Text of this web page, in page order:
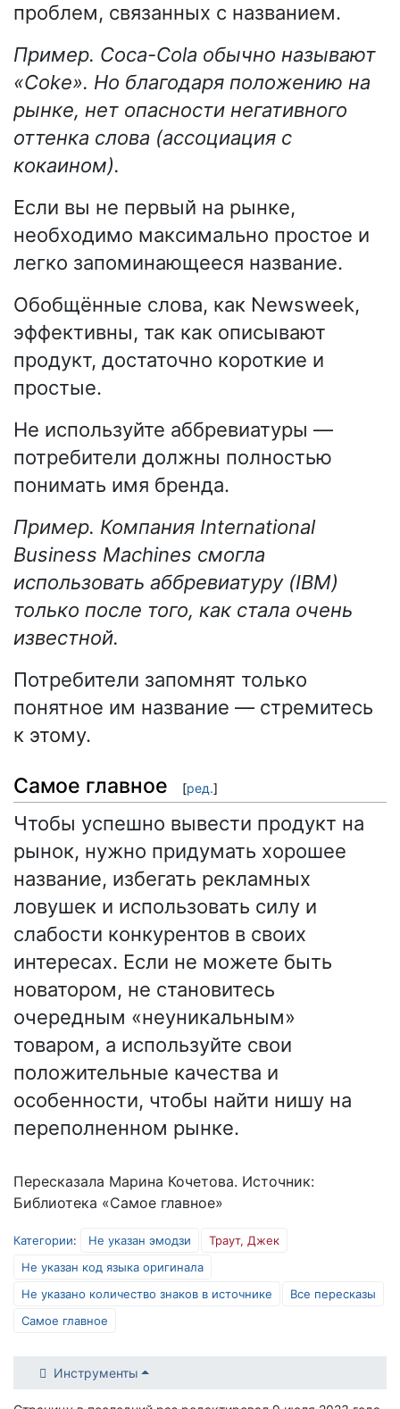
проблем, связанных с названием.
Пример. Coca-Cola обычно называют
«Coke». Но благодаря положению на
рынке, нет опасности негативного
оттенка слова (ассоциация с
кокаином).
Если вы не первый на рынке,
необходимо максимально простое и
легко запоминающееся название.
Обобщённые слова, как Newsweek,
эффективны, так как описывают
продукт, достаточно короткие и
простые.
Не используйте аббревиатуры —
потребители должны полностью
понимать имя бренда.
Пример. Компания International
Business Machines смогла
использовать аббревиатуру (IBM)
только после того, как стала очень
известной.
Потребители запомнят только
понятное им название — стремитесь
к этому.
Самое главное [ред.]
Чтобы успешно вывести продукт на
рынок, нужно придумать хорошее
название, избегать рекламных
ловушек и использовать силу и
слабости конкурентов в своих
интересах. Если не можете быть
новатором, не становитесь
очередным «неуникальным»
товаром, а используйте свои
положительные качества и
особенности, чтобы найти нишу на
переполненном рынке.
Пересказала Марина Кочетова. Источник:
Библиотека «Самое главное»
Категории: Не указан эмодзи
Траут, Джек
Не указан код языка оригинала
Не указано количество знаков в источнике
Все пересказы
Самое главное
Инструменты